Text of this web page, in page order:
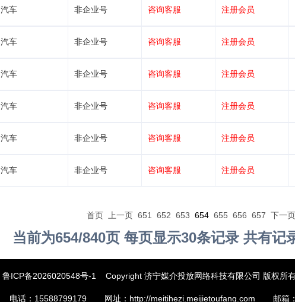
汽车 非企业号 咨询客服 注册会员
汽车 非企业号 咨询客服 注册会员
汽车 非企业号 咨询客服 注册会员
汽车 非企业号 咨询客服 注册会员
汽车 非企业号 咨询客服 注册会员
汽车 非企业号 咨询客服 注册会员
首页 上一页 651 652 653 654 655 656 657 下一页
当前为654/840页 每页显示30条记录 共有记
鲁ICP备2026020548号-1 Copyright 济宁媒介投放网络科技有限公司 版权所
电话：15588799179 网址：http://meitihezi.meijietoufang.com 邮箱